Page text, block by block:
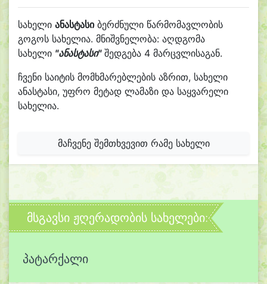
სახელი ანასტასიბერძნული წარმომავლობის
გოგოს სახელია. მნიშვნელობა: აღდგომა
სახელი "ანასტასი"შედგება 4 მარცვლისაგან.
ჩვენი საიტის მომხმარებლების აზრით, სახელი
ანასტასი, უფრო მეტად ლამაზი და საყვარელი
სახელია.
მაჩვენე შემთხვევით რამე სახელი
მსგავსი ჟღერადობის სახელები:
პატარქალი